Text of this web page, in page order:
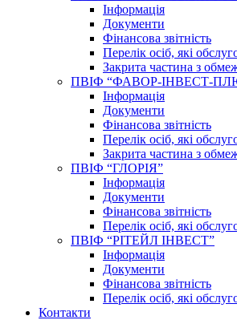
Інформація
Документи
Фінансова звітність
Перелік осіб, які
Закрита частина з
ПВІФ “ФАВОР-ІНВЕСТ-
Інформація
Документи
Фінансова звітність
Перелік осіб, які
Закрита частина з
ПВІФ “ГЛОРІЯ”
Інформація
Документи
Фінансова звітність
Перелік осіб, які
ПВІФ “РІТЕЙЛ ІНВЕСТ”
Інформація
Документи
Фінансова звітність
Перелік осіб, які
Контакти